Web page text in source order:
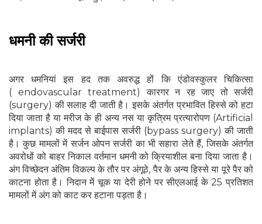
धमनी की सर्जरी
अगर धमनियां इस हद तक अवरुद्ध हों कि एंडोवस्कुलर चिकित्सा
( endovascular treatment) कारगर न रह जाए तो सर्जरी
(surgery) की सलाह दी जाती है। इसके अंतर्गत प्रभावित हिस्से को हटा
दिया जाता है या मरीज के ही अन्य नस या कृत्रिम प्रत्यारोपण (Artificial
implants) की मदद से बाईपास सर्जरी (bypass surgery) की जाती
है। कुछ मामलों में सर्जन ओपन सर्जरी का भी सहारा लेते हैं, जिसके अंतर्गत
अवरोधों को बाहर निकाल वर्तमान धमनी को क्रियाशील बना दिया जाता है।
अंग विच्छेदन अंतिम विकल्प के तौर पर अंगूठे, पैर के अन्य हिस्से या पूरे पैर को
काटना होता है। निदान में चूक या देरी होने पर सीएलआई के 25 प्रतिशत
मामलों में अंग को काट कर हटाना पड़ता है।